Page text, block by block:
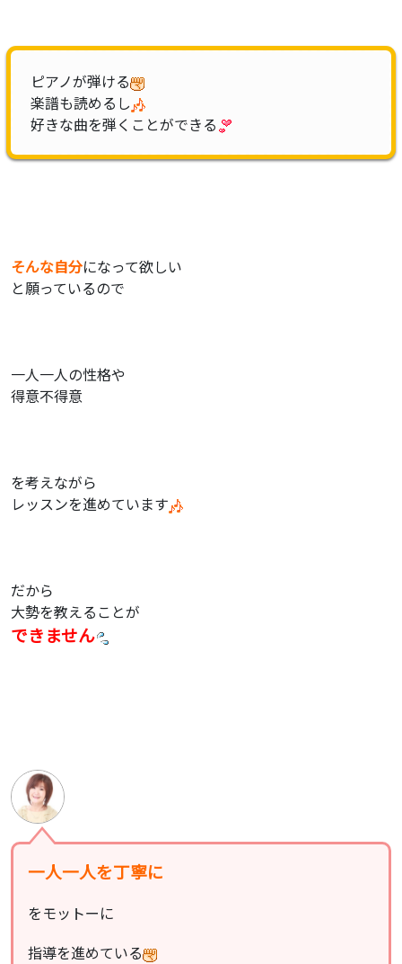
ピアノが弾ける
楽譜も読めるし
好きな曲を弾くことができる
そんな自分になって欲しい
と願っているので
一人一人の性格や
得意不得意
を考えながら
レッスンを進めています
だから
大勢を教えることが
できません
一人一人を丁寧に
をモットーに
指導を進めている